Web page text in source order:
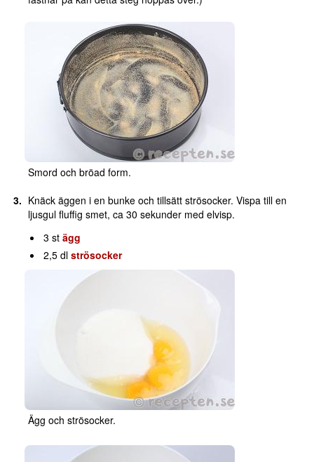
Smord och bröad form.
Knäck äggen i en bunke och tillsätt strösocker. Vispa till en
ljusgul fluffig smet, ca 30 sekunder med elvisp.
3 stägg
2,5 dlströsocker
Ägg och strösocker.